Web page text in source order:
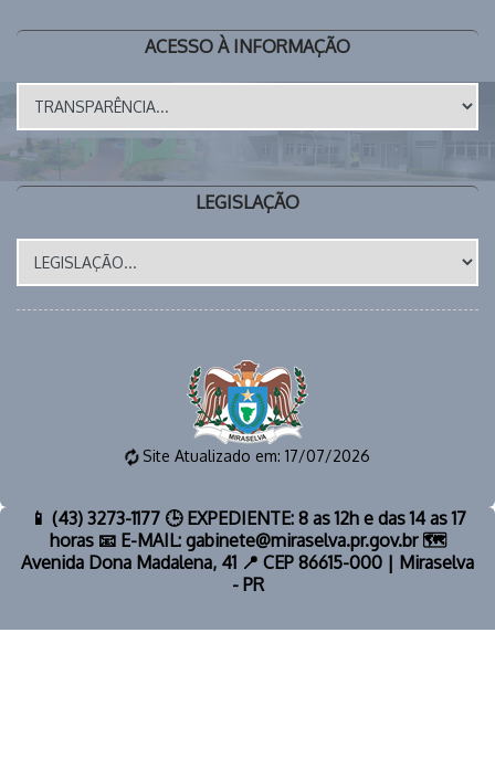
ACESSO À INFORMAÇÃO
LEGISLAÇÃO
Site Atualizado em: 17/07/2026
📱 (43) 3273-1177 🕒 EXPEDIENTE: 8 as 12h e das 14 as 17
horas 📧 E-MAIL: gabinete@miraselva.pr.gov.br 🗺️
Avenida Dona Madalena, 41 📍 CEP 86615-000 | Miraselva
- PR